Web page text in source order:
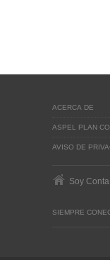
ACERCA DE
ASPEL PLAN
AVISO DE
Soy Conta
SIEMPRE